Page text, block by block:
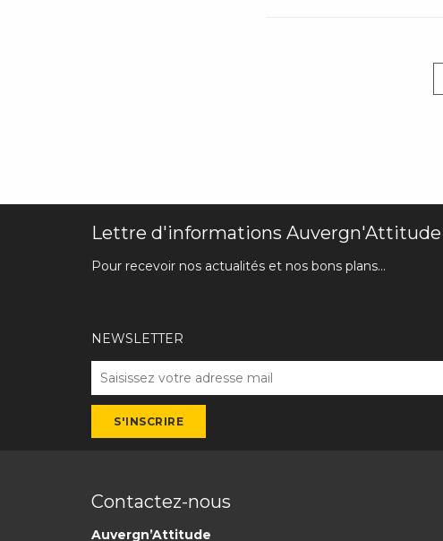
Lettre d'informations Auvergn'Attitude
Pour recevoir nos actualités et nos bons plans...
NEWSLETTER
Contactez-nous
Auvergn’Attitude